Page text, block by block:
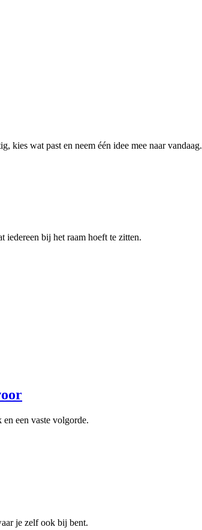
kies wat past en neem één idee mee naar vandaag.
iedereen bij het raam hoeft te zitten.
een vaste volgorde.
je zelf ook bij bent.